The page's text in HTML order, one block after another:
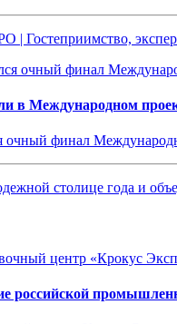
| Гостеприимство,
в Международном
финал
столице года и
российской